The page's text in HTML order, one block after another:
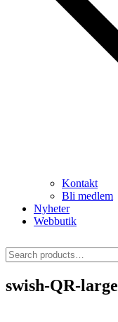
Kontakt
Bli medlem
Nyheter
Webbutik
for:
swish-QR-large